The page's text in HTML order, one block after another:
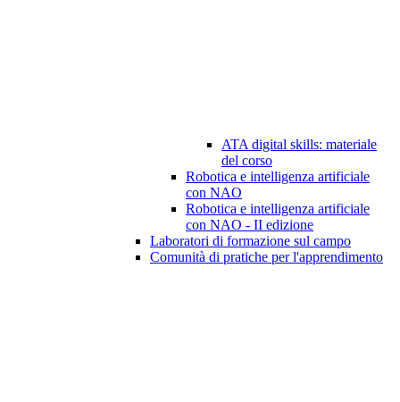
ATA digital skills: materiale
del corso
Robotica e intelligenza artificiale
con NAO
Robotica e intelligenza artificiale
con NAO - II edizione
Laboratori di formazione sul campo
Comunità di pratiche per l'apprendimento